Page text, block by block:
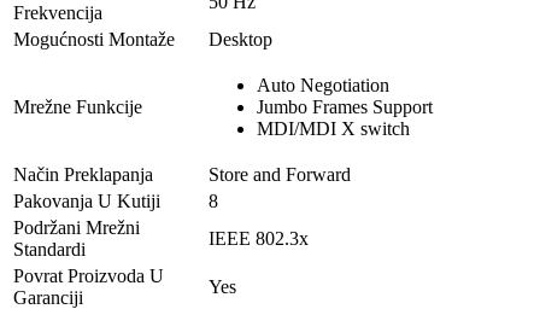
Frekvencija
Mogućnosti Montaže
Desktop
Mrežne Funkcije
Auto Negotiation
Jumbo Frames Support
MDI/MDI X switch
Način Preklapanja
Store and Forward
Pakovanja U Kutiji
8
Podržani Mrežni
Standardi
IEEE 802.3x
Povrat Proizvoda U
Garanciji
Yes